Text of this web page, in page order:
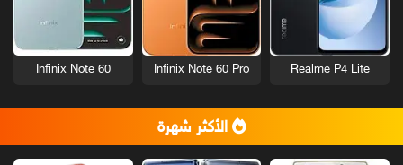
Realme P4 Lite
Infinix Note 60 Pro
Infinix Note 60
الأكثر شهرة